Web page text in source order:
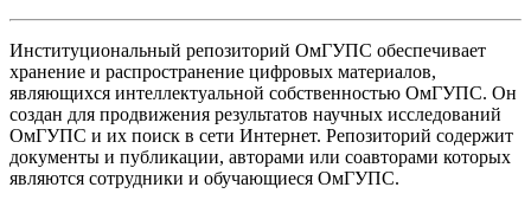
Институциональный репозиторий ОмГУПС обеспечивает
хранение и распространение цифровых материалов,
являющихся интеллектуальной собственностью ОмГУПС. Он
создан для продвижения результатов научных исследований
ОмГУПС и их поиск в сети Интернет. Репозиторий содержит
документы и публикации, авторами или соавторами которых
являются сотрудники и обучающиеся ОмГУПС.